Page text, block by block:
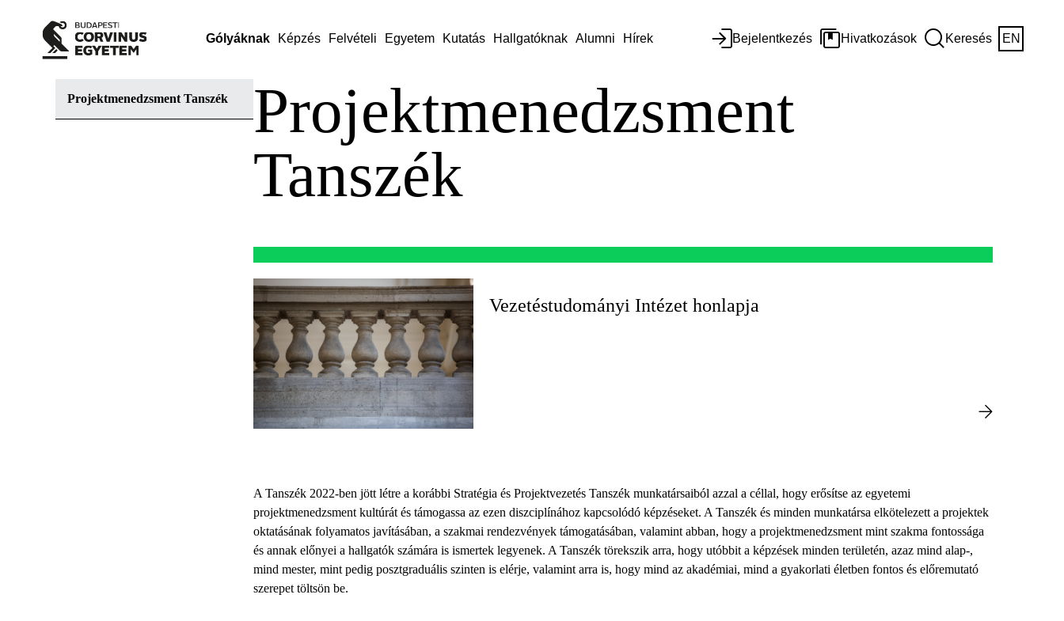
Gólyáknak Képzés Felvételi Egyetem Kutatás Hallgatóknak Alumni Hírek Bejelentkezés Hivatkozások Keresés EN
Projektmenedzsment Tanszék
Projektmenedzsment
Tanszék
Vezetéstudományi Intézet honlapja
A Tanszék 2022-ben jött létre a korábbi Stratégia és Projektvezetés Tanszék munkatársaiból azzal a céllal, hogy erősítse az egyetemi
projektmenedzsment kultúrát és támogassa az ezen diszciplínához kapcsolódó képzéseket. A Tanszék és minden munkatársa elkötelezett a projektek
oktatásának folyamatos javításában, a szakmai rendezvények támogatásában, valamint abban, hogy a projektmenedzsment mint szakma fontossága
és annak előnyei a hallgatók számára is ismertek legyenek. A Tanszék törekszik arra, hogy utóbbit a képzések minden területén, azaz mind alap-,
mind mester, mint pedig posztgraduális szinten is elérje, valamint arra is, hogy mind az akadémiai, mind a gyakorlati életben fontos és előremutató
szerepet töltsön be.